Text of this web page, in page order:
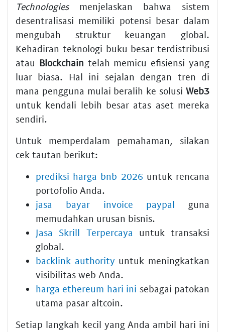
Technologiesmenjelaskan bahwa sistem
desentralisasi memiliki potensi besar dalam
mengubah struktur keuangan global.
Kehadiran teknologi buku besar terdistribusi
atau Blockchain telah memicu efisiensi yang
luar biasa. Hal ini sejalan dengan tren di
mana pengguna mulai beralih ke solusi Web3
untuk kendali lebih besar atas aset mereka
sendiri.
Untuk memperdalam pemahaman, silakan
cek tautan berikut:
prediksi harga bnb 2026 untuk rencana
portofolio Anda.
jasa bayar invoice paypal guna
memudahkan urusan bisnis.
Jasa Skrill Terpercaya untuk transaksi
global.
backlink authority untuk meningkatkan
visibilitas web Anda.
harga ethereum hari ini sebagai patokan
utama pasar altcoin.
Setiap langkah kecil yang Anda ambil hari ini